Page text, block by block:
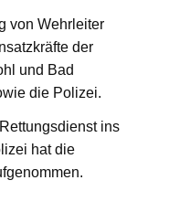
von Wehrleiter
der
und Bad
die Polizei.
ins
hat die